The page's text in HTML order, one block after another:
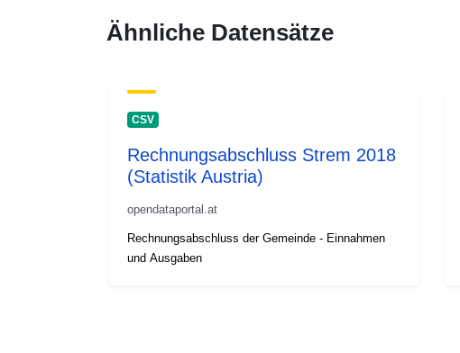
Ähnliche Datensätze
CSV
Rechnungsabschluss Strem 2018
(Statistik Austria)
opendataportal.at
Rechnungsabschluss der Gemeinde - Einnahmen
und Ausgaben